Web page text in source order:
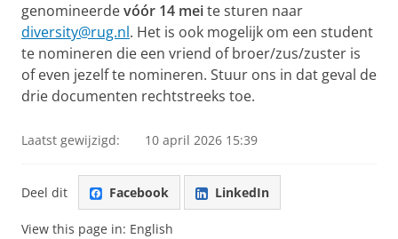
genomineerdevóór 14 meite sturen naar
diversity@rug.nl. Het is ook mogelijk om een student
te nomineren die een vriend of broer/zus/zuster is
of even jezelf te nomineren. Stuur ons in dat geval de
drie documenten rechtstreeks toe.
Laatst gewijzigd: 10 april 2026 15:39
Deel dit Facebook LinkedIn
View this page in: English